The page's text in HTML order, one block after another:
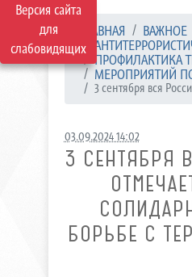
Версия сайта
для
слабовидящих
ГЛАВНАЯ
ВАЖНОЕ
ПРОФИЛАКТИКА
МЕРОПРИЯТИЙ
3 сентября вся
03.09.2024 14:02
3 СЕНТЯБРЯ
БОРЬБЕ С